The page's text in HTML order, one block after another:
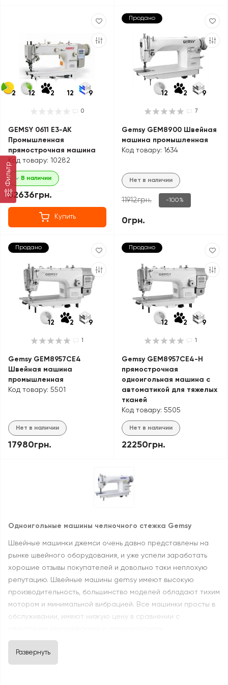
Фильтр
2 12 2 12 9
0
GEMSY 0611 E3-AK
Промышленная
прямострочная машина
Код товару: 10282
В наличии
52636грн.
Купить
Продано
12 2 9
7
Gemsy GEM8900 Швейная
машина промышленная
Код товару: 1634
Нет в наличии
11912грн. -100%
0грн.
Продано
12 2 9
1
Gemsy GEM8957CE4
Швейная машина
промышленная
Код товару: 5501
Нет в наличии
17980грн.
Продано
12 2 9
1
Gemsy GEM8957CE4-H
прямострочная
одноигольная машина с
автоматикой для тяжелых
тканей
Код товару: 5505
Нет в наличии
22250грн.
Одноигольные машины челночного стежка Gemsy
Швейные машинки джемси очень давно представлены на
рынке швейного оборудования, и уже успели заработать
хорошие отзывы покупателей и довольно таки неплохую
репутацию. Швейные машины gemsy имеют высокую
производительность, большинство моделей обладают тихим
мотором и минимальной вибрацией. Все машинки просты в
обслуживании, имеют низкую цену в сравнении с
производителями швейного оборудования.
Развернуть